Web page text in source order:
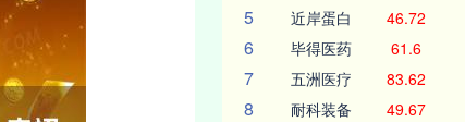
5 近岸蛋白 46.72
6 毕得医药 61.6
7 五洲医疗 83.62
8 耐科装备 49.67